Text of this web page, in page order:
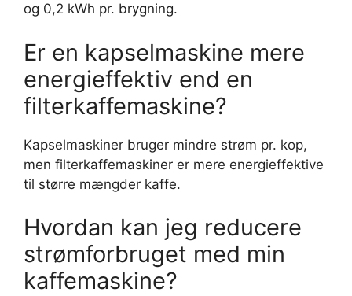
og 0,2 kWh pr. brygning.
Er en kapselmaskine mere
energieffektiv end en
filterkaffemaskine?
Kapselmaskiner bruger mindre strøm pr. kop,
men filterkaffemaskiner er mere energieffektive
til større mængder kaffe.
Hvordan kan jeg reducere
strømforbruget med min
kaffemaskine?